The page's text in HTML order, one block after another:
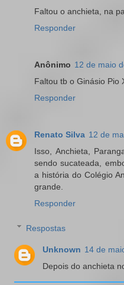
Faltou o anchieta, na
Responder
Anônimo 12 de maio
Faltou tb o Ginásio Pio
Responder
Renato Silva 12 de
Isso, Anchieta,
sendo sucateada,
a história do Colégio
grande.
Responder
Respostas
Unknown 14 de
Depois do anchieta